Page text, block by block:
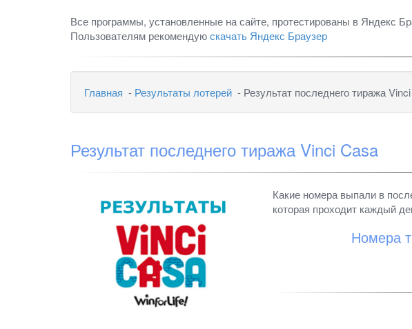
Все программы, установленные на сайте, протестированы в Яндекс
Пользователям рекомендуюскачать Яндекс Браузер
Главная - Результаты лотерей - Результат последнего тиража
Результат последнего тиража Vinci Casa
Какие номера выпали в
которая проходит каждый
Номера